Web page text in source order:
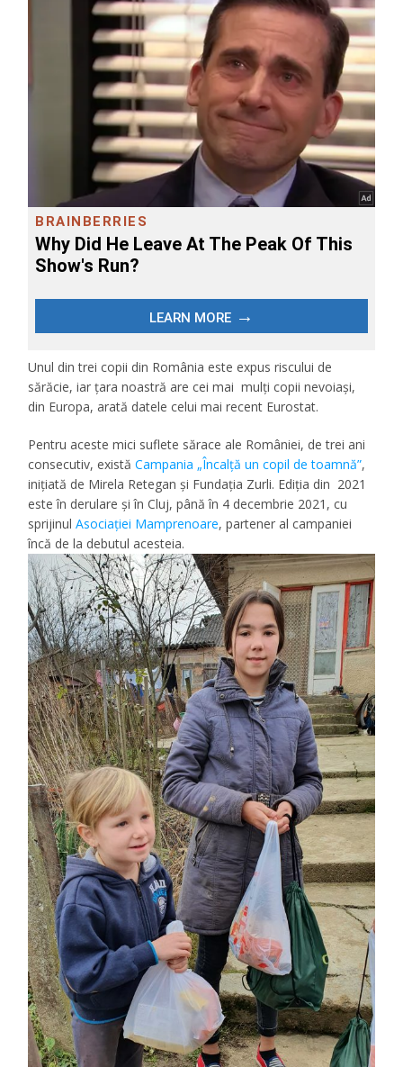
Unul din trei copii din România este expus riscului de
sărăcie, iar țara noastră are cei mai mulți copii nevoiași,
din Europa, arată datele celui mai recent Eurostat.
Pentru aceste mici suflete sărace ale României, de trei ani
consecutiv, existăCampania „Încalță un copil de toamnă”,
inițiată de Mirela Retegan și Fundația Zurli. Ediția din 2021
este în derulare și în Cluj, până în 4 decembrie 2021, cu
sprijinulAsociației Mamprenoare, partener al campaniei
încă de la debutul acesteia.